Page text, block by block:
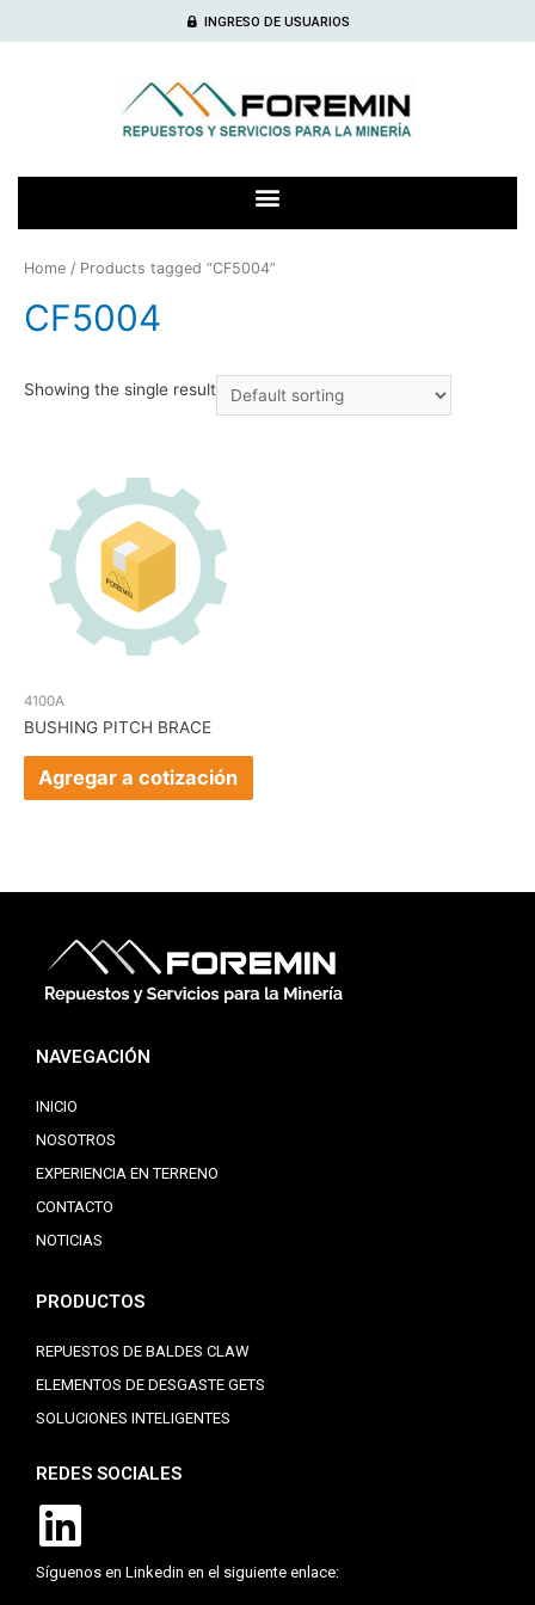
INGRESO DE USUARIOS
Home / Products tagged “CF5004”
CF5004
Showing the single result
4100A
BUSHING PITCH BRACE
Agregar a cotización
NAVEGACIÓN
INICIO
NOSOTROS
EXPERIENCIA EN TERRENO
CONTACTO
NOTICIAS
PRODUCTOS
REPUESTOS DE BALDES CLAW
ELEMENTOS DE DESGASTE GETS
SOLUCIONES INTELIGENTES
REDES SOCIALES
Síguenos en Linkedin en el siguiente enlace: